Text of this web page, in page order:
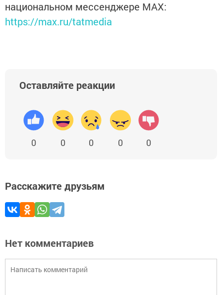
национальном мессенджере MАХ:
https://max.ru/tatmedia
Оставляйте реакции
0 0 0 0 0
Расскажите друзьям
Нет комментариев